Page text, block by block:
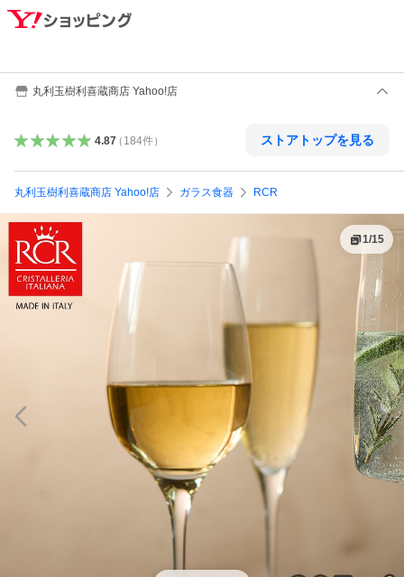
丸利玉樹利喜蔵商店 Yahoo!店
4.87（ 184件） ストアトップを見る
丸利玉樹利喜蔵商店 Yahoo!店 ガラス食器 RCR
1/15